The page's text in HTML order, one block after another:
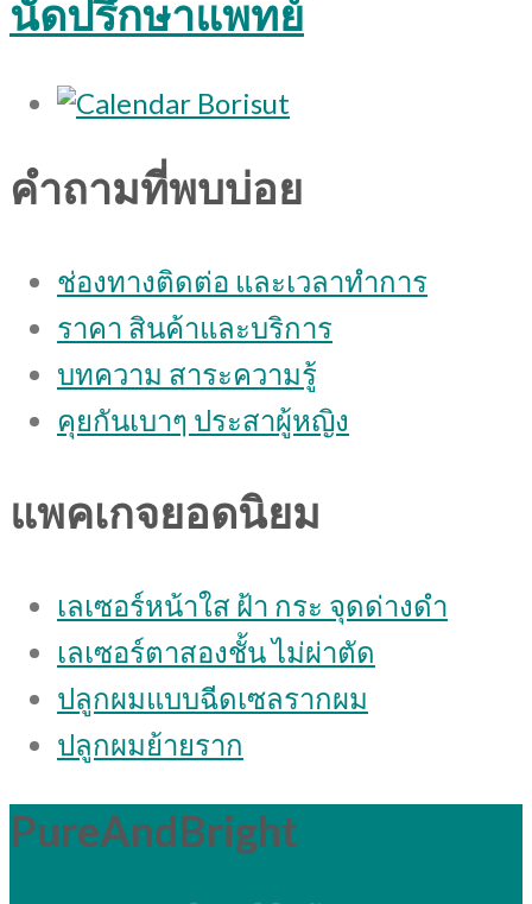
นัดปรึกษาแพทย์
คำถามที่พบบ่อย
ช่องทางติดต่อ และเวลาทำการ
ราคา สินค้าและบริการ
บทความ สาระความรู้
คุยกันเบาๆ ประสาผู้หญิง
แพคเกจยอดนิยม
เลเซอร์หน้าใส ฝ้า กระ จุดด่างดํา
เลเซอร์ตาสองชั้น ไม่ผ่าตัด
ปลูกผมแบบฉีดเซลรากผม
ปลูกผมย้ายราก
PureAndBright